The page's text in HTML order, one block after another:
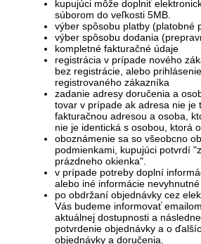
kupujúci môže doplniť
súborom do veľkosti 5MB.
výber spôsobu platby (platobné
výber spôsobu dodania
kompletné fakturačné údaje
registrácia v prípade nového
bez registrácie, alebo
registrovaného zákazníka
zadanie adresy doručenia a
tovar v prípade ak adresa nie je
fakturačnou adresou a osoba,
nie je identická s osobou, ktorá
oboznámenie sa so všeobcno
podmienkami, kupujúci potvrdí
prázdneho okienka".
v prípade potreby doplní
alebo iné informácie
po obdržaní objednávky cez
Vás budeme informovať
aktuálnej dostupnosti a
potvrdenie objednávky a o
objednávky a doručenia.